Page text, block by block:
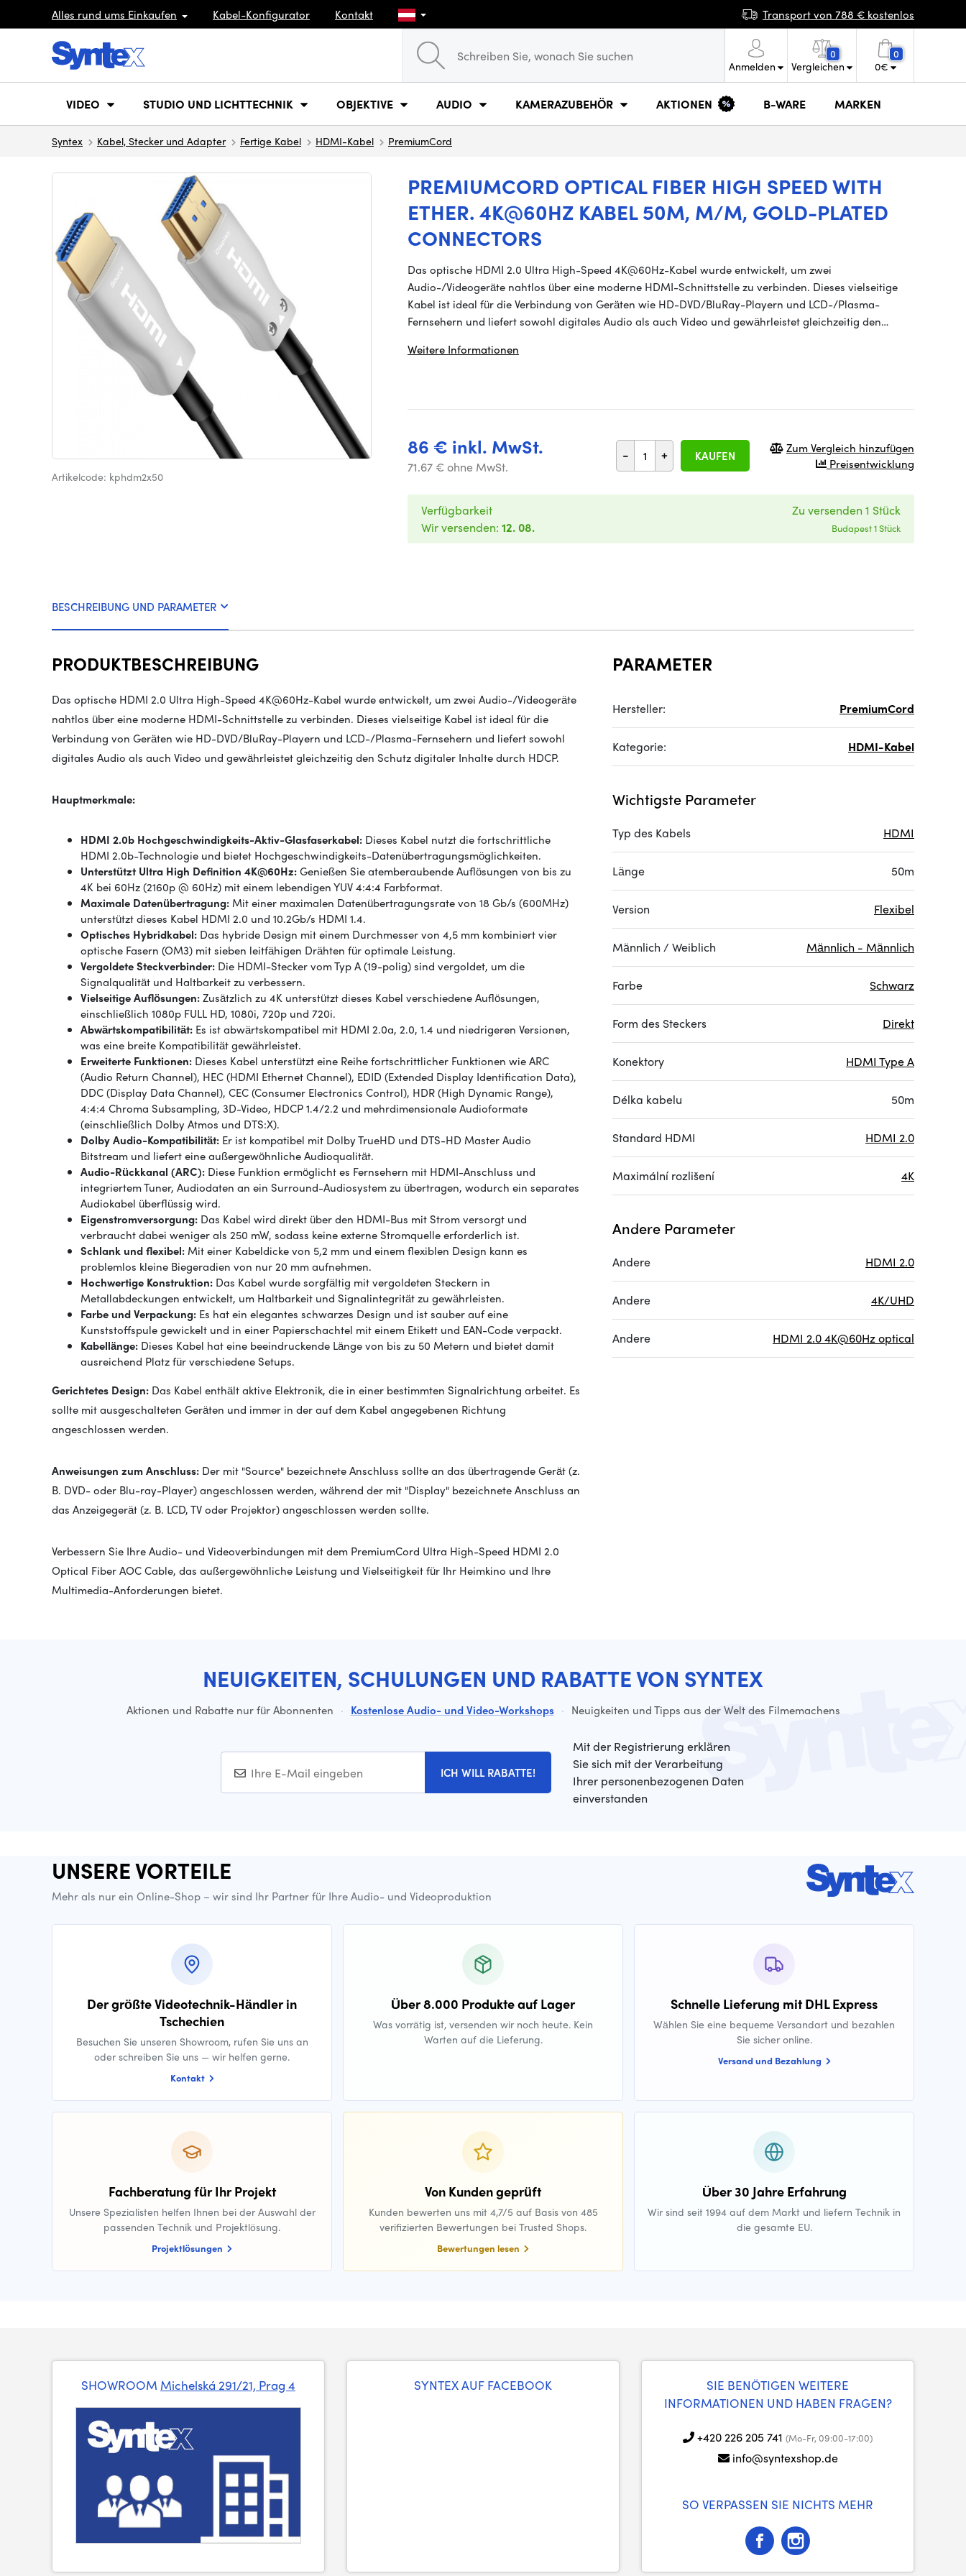
Alles rund ums Einkaufen Kabel-Konfigurator Kontakt Transport von 788 € kostenlos
Anmelden
0
Vergleichen
0
0€
VIDEO STUDIO UND LICHTTECHNIK OBJEKTIVE AUDIO KAMERAZUBEHÖR AKTIONEN B-WARE MARKEN
Syntex Kabel, Stecker und Adapter Fertige Kabel HDMI-Kabel PremiumCord
PREMIUMCORD OPTICAL FIBER HIGH SPEED WITH
ETHER. 4K@60HZ KABEL 50M, M/M, GOLD-PLATED
CONNECTORS
Artikelcode: kphdm2x50
Das optische HDMI 2.0 Ultra High-Speed 4K@60Hz-Kabel wurde entwickelt, um zwei
Audio-/Videogeräte nahtlos über eine moderne HDMI-Schnittstelle zu verbinden. Dieses vielseitige
Kabel ist ideal für die Verbindung von Geräten wie HD-DVD/BluRay-Playern und LCD-/Plasma-
Fernsehern und liefert sowohl digitales Audio als auch Video und gewährleistet gleichzeitig den…
Weitere Informationen
86 € inkl. MwSt.
71.67 € ohne MwSt.
- + KAUFEN
Zum Vergleich hinzufügen
Preisentwicklung
Verfügbarkeit
Wir versenden: 12. 08.
Zu versenden 1 Stück
Budapest 1 Stück
BESCHREIBUNG UND PARAMETER
PRODUKTBESCHREIBUNG
Das optische HDMI 2.0 Ultra High-Speed 4K@60Hz-Kabel wurde entwickelt, um zwei Audio-/Videogeräte
nahtlos über eine moderne HDMI-Schnittstelle zu verbinden. Dieses vielseitige Kabel ist ideal für die
Verbindung von Geräten wie HD-DVD/BluRay-Playern und LCD-/Plasma-Fernsehern und liefert sowohl
digitales Audio als auch Video und gewährleistet gleichzeitig den Schutz digitaler Inhalte durch HDCP.
Hauptmerkmale:
HDMI 2.0b Hochgeschwindigkeits-Aktiv-Glasfaserkabel: Dieses Kabel nutzt die fortschrittliche
HDMI 2.0b-Technologie und bietet Hochgeschwindigkeits-Datenübertragungsmöglichkeiten.
Unterstützt Ultra High Definition 4K@60Hz:Genießen Sie atemberaubende Auflösungen von bis zu
4K bei 60Hz (2160p @ 60Hz) mit einem lebendigen YUV 4:4:4 Farbformat.
Maximale Datenübertragung: Mit einer maximalen Datenübertragungsrate von 18 Gb/s (600MHz)
unterstützt dieses Kabel HDMI 2.0 und 10.2Gb/s HDMI 1.4.
Optisches Hybridkabel: Das hybride Design mit einem Durchmesser von 4,5 mm kombiniert vier
optische Fasern (OM3) mit sieben leitfähigen Drähten für optimale Leistung.
Vergoldete Steckverbinder: Die HDMI-Stecker vom Typ A (19-polig) sind vergoldet, um die
Signalqualität und Haltbarkeit zu verbessern.
Vielseitige Auflösungen:Zusätzlich zu 4K unterstützt dieses Kabel verschiedene Auflösungen,
einschließlich 1080p FULL HD, 1080i, 720p und 720i.
Abwärtskompatibilität: Es ist abwärtskompatibel mit HDMI 2.0a, 2.0, 1.4 und niedrigeren Versionen,
was eine breite Kompatibilität gewährleistet.
Erweiterte Funktionen: Dieses Kabel unterstützt eine Reihe fortschrittlicher Funktionen wie ARC
(Audio Return Channel), HEC (HDMI Ethernet Channel), EDID (Extended Display Identification Data),
DDC (Display Data Channel), CEC (Consumer Electronics Control), HDR (High Dynamic Range),
4:4:4 Chroma Subsampling, 3D-Video, HDCP 1.4/2.2 und mehrdimensionale Audioformate
(einschließlich Dolby Atmos und DTS:X).
Dolby Audio-Kompatibilität: Er ist kompatibel mit Dolby TrueHD und DTS-HD Master Audio
Bitstream und liefert eine außergewöhnliche Audioqualität.
Audio-Rückkanal (ARC): Diese Funktion ermöglicht es Fernsehern mit HDMI-Anschluss und
integriertem Tuner, Audiodaten an ein Surround-Audiosystem zu übertragen, wodurch ein separates
Audiokabel überflüssig wird.
Eigenstromversorgung: Das Kabel wird direkt über den HDMI-Bus mit Strom versorgt und
verbraucht dabei weniger als 250 mW, sodass keine externe Stromquelle erforderlich ist.
Schlank und flexibel: Mit einer Kabeldicke von 5,2 mm und einem flexiblen Design kann es
problemlos kleine Biegeradien von nur 20 mm aufnehmen.
Hochwertige Konstruktion: Das Kabel wurde sorgfältig mit vergoldeten Steckern in
Metallabdeckungen entwickelt, um Haltbarkeit und Signalintegrität zu gewährleisten.
Farbe und Verpackung: Es hat ein elegantes schwarzes Design und ist sauber auf eine
Kunststoffspule gewickelt und in einer Papierschachtel mit einem Etikett und EAN-Code verpackt.
Kabellänge: Dieses Kabel hat eine beeindruckende Länge von bis zu 50 Metern und bietet damit
ausreichend Platz für verschiedene Setups.
Gerichtetes Design: Das Kabel enthält aktive Elektronik, die in einer bestimmten Signalrichtung arbeitet. Es
sollte mit ausgeschalteten Geräten und immer in der auf dem Kabel angegebenen Richtung
angeschlossen werden.
Anweisungen zum Anschluss: Der mit "Source" bezeichnete Anschluss sollte an das übertragende Gerät (z.
B. DVD- oder Blu-ray-Player) angeschlossen werden, während der mit "Display" bezeichnete Anschluss an
das Anzeigegerät (z. B. LCD, TV oder Projektor) angeschlossen werden sollte.
Verbessern Sie Ihre Audio- und Videoverbindungen mit dem PremiumCord Ultra High-Speed HDMI 2.0
Optical Fiber AOC Cable, das außergewöhnliche Leistung und Vielseitigkeit für Ihr Heimkino und Ihre
Multimedia-Anforderungen bietet.
PARAMETER
Hersteller: PremiumCord
Kategorie: HDMI-Kabel
Wichtigste Parameter
Typ des Kabels HDMI
Länge 50m
Version Flexibel
Männlich / Weiblich Männlich - Männlich
Farbe Schwarz
Form des Steckers Direkt
Konektory HDMI Type A
Délka kabelu 50m
Standard HDMI HDMI 2.0
Maximální rozlišení 4K
Andere Parameter
Andere HDMI 2.0
Andere 4K/UHD
Andere HDMI 2.0 4K@60Hz optical
NEUIGKEITEN, SCHULUNGEN UND RABATTE VON SYNTEX
Aktionen und Rabatte nur für Abonnenten · Kostenlose Audio- und Video-Workshops · Neuigkeiten und Tipps aus der Welt des Filmemachens
ICH WILL RABATTE!
Mit der Registrierung erklären
Sie sich mit der Verarbeitung
Ihrer personenbezogenen Daten
einverstanden
UNSERE VORTEILE
Mehr als nur ein Online-Shop – wir sind Ihr Partner für Ihre Audio- und Videoproduktion
Der größte Videotechnik-Händler in
Tschechien
Besuchen Sie unseren Showroom, rufen Sie uns an
oder schreiben Sie uns — wir helfen gerne.
Kontakt
Über 8.000 Produkte auf Lager
Was vorrätig ist, versenden wir noch heute. Kein
Warten auf die Lieferung.
Schnelle Lieferung mit DHL Express
Wählen Sie eine bequeme Versandart und bezahlen
Sie sicher online.
Versand und Bezahlung
Fachberatung für Ihr Projekt
Unsere Spezialisten helfen Ihnen bei der Auswahl der
passenden Technik und Projektlösung.
Projektlösungen
Von Kunden geprüft
Kunden bewerten uns mit 4,7/5 auf Basis von 485
verifizierten Bewertungen bei Trusted Shops.
Bewertungen lesen
Über 30 Jahre Erfahrung
Wir sind seit 1994 auf dem Markt und liefern Technik in
die gesamte EU.
SHOWROOM Michelská 291/21, Prag 4 SYNTEX AUF FACEBOOK
SIE BENÖTIGEN WEITERE
INFORMATIONEN UND HABEN FRAGEN?
+420 226 205 741 (Mo-Fr, 09:00-17:00)
info@syntexshop.de
SO VERPASSEN SIE NICHTS MEHR